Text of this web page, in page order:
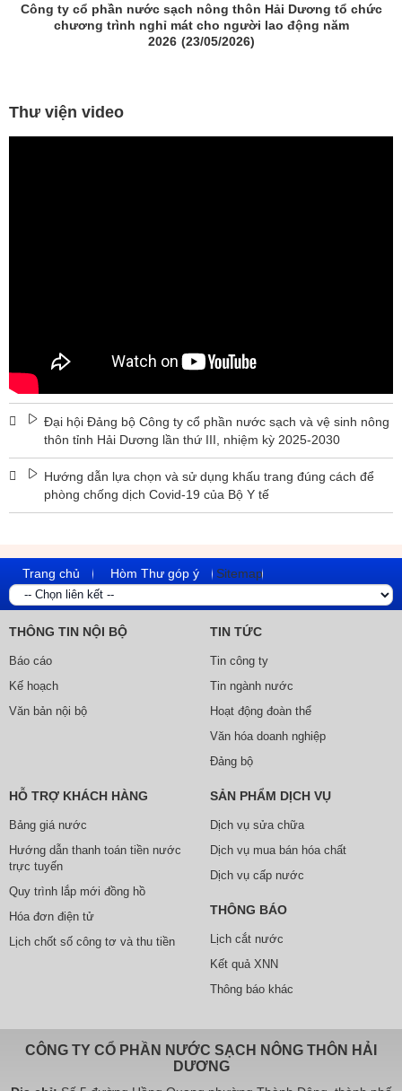
Công ty cổ phần nước sạch nông thôn Hải Dương tổ chức
chương trình nghỉ mát cho người lao động năm
2026 (23/05/2026)
Thư viện video
Đại hội Đảng bộ Công ty cổ phần nước sạch và vệ sinh nông
thôn tỉnh Hải Dương lần thứ III, nhiệm kỳ 2025-2030
Hướng dẫn lựa chọn và sử dụng khấu trang đúng cách để
phòng chống dịch Covid-19 của Bộ Y tế
Trang chủ Hòm Thư góp ý Sitemap
THÔNG TIN NỘI BỘ
Báo cáo
Kế hoạch
Văn bản nội bộ
TIN TỨC
Tin công ty
Tin ngành nước
Hoạt động đoàn thể
Văn hóa doanh nghiệp
Đảng bộ
HỖ TRỢ KHÁCH HÀNG
Bảng giá nước
Hướng dẫn thanh toán tiền nước
trực tuyến
Quy trình lắp mới đồng hồ
Hóa đơn điện tử
Lịch chốt số công tơ và thu tiền
SẢN PHẨM DỊCH VỤ
Dịch vụ sửa chữa
Dịch vụ mua bán hóa chất
Dịch vụ cấp nước
THÔNG BÁO
Lịch cắt nước
Kết quả XNN
Thông báo khác
CÔNG TY CỔ PHẦN NƯỚC SẠCH NÔNG THÔN HẢI
DƯƠNG